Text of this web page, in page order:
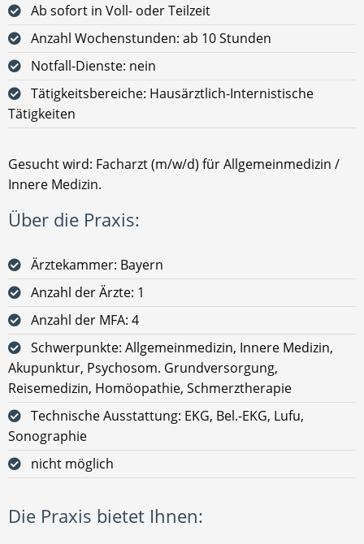
Ab sofort in Voll- oder Teilzeit
Anzahl Wochenstunden: ab 10 Stunden
Notfall-Dienste: nein
Tätigkeitsbereiche: Hausärztlich-Internistische
Tätigkeiten
Gesucht wird: Facharzt (m/w/d) für Allgemeinmedizin /
Innere Medizin.
Über die Praxis:
Ärztekammer: Bayern
Anzahl der Ärzte: 1
Anzahl der MFA: 4
Schwerpunkte: Allgemeinmedizin, Innere Medizin,
Akupunktur, Psychosom. Grundversorgung,
Reisemedizin, Homöopathie, Schmerztherapie
Technische Ausstattung: EKG, Bel.-EKG, Lufu,
Sonographie
nicht möglich
Die Praxis bietet Ihnen: